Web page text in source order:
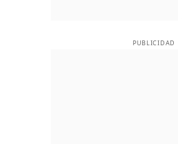
PUBLICIDAD